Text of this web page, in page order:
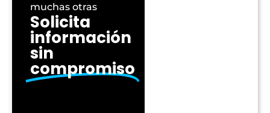
muchas otras
Solicita
información
sin
compromiso